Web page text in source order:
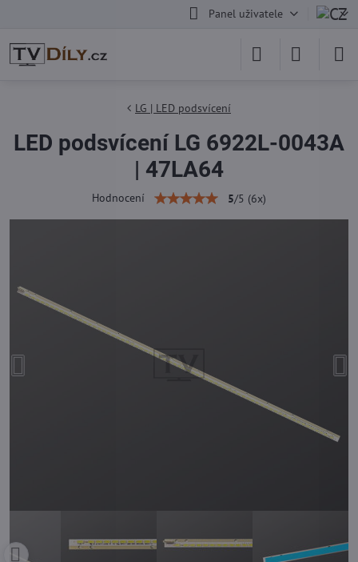
Panel uživatele
LG | LED podsvícení
LED podsvícení LG 6922L-0043A
| 47LA64
Hodnocení 5/5 (6x)